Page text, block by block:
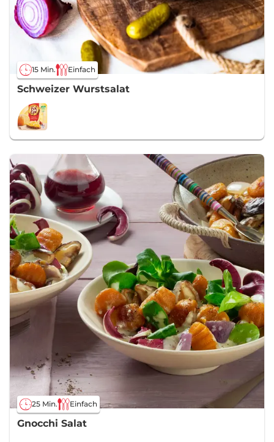
15 Min. Einfach
Schweizer Wurstsalat
25 Min. Einfach
Gnocchi Salat